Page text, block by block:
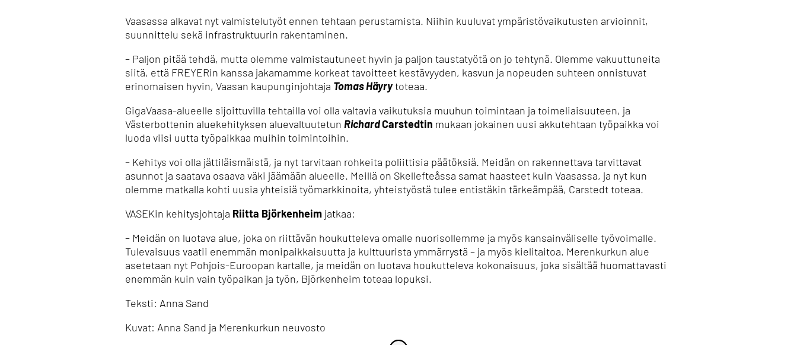
Vaasassa alkavat nyt valmistelutyöt ennen tehtaan perustamista. Niihin kuuluvat ympäristövaikutusten arvioinnit,
suunnittelu sekä infrastruktuurin rakentaminen.
– Paljon pitää tehdä, mutta olemme valmistautuneet hyvin ja paljon taustatyötä on jo tehtynä. Olemme vakuuttuneita
siitä, että FREYERin kanssa jakamamme korkeat tavoitteet kestävyyden, kasvun ja nopeuden suhteen onnistuvat
erinomaisen hyvin, Vaasan kaupunginjohtaja Tomas Häyrytoteaa.
GigaVaasa-alueelle sijoittuvilla tehtailla voi olla valtavia vaikutuksia muuhun toimintaan ja toimeliaisuuteen, ja
Västerbottenin aluekehityksen aluevaltuutetunRichardCarstedtin mukaan jokainen uusi akkutehtaan työpaikka voi
luoda viisi uutta työpaikkaa muihin toimintoihin.
– Kehitys voi olla jättiläismäistä, ja nyt tarvitaan rohkeita poliittisia päätöksiä. Meidän on rakennettava tarvittavat
asunnot ja saatava osaava väki jäämään alueelle. Meillä on Skellefteåssa samat haasteet kuin Vaasassa, ja nyt kun
olemme matkalla kohti uusia yhteisiä työmarkkinoita, yhteistyöstä tulee entistäkin tärkeämpää, Carstedt toteaa.
VASEKin kehitysjohtaja Riitta Björkenheim jatkaa:
– Meidän on luotava alue, joka on riittävän houkutteleva omalle nuorisollemme ja myös kansainväliselle työvoimalle.
Tulevaisuus vaatii enemmän monipaikkaisuutta ja kulttuurista ymmärrystä – ja myös kielitaitoa. Merenkurkun alue
asetetaan nyt Pohjois-Euroopan kartalle, ja meidän on luotava houkutteleva kokonaisuus, joka sisältää huomattavasti
enemmän kuin vain työpaikan ja työn, Björkenheim toteaa lopuksi.
Teksti: Anna Sand
Kuvat: Anna Sand ja Merenkurkun neuvosto